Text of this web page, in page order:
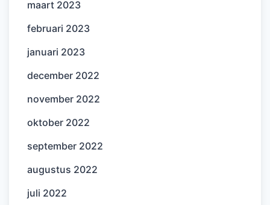
maart 2023
februari 2023
januari 2023
december 2022
november 2022
oktober 2022
september 2022
augustus 2022
juli 2022